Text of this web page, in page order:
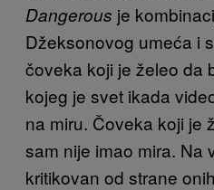
Dangerous je
Džeksonovog umeća i
čoveka koji je želeo da
kojeg je svet ikada
na miru. Čoveka koji je
sam nije imao mira. Na
kritikovan od strane